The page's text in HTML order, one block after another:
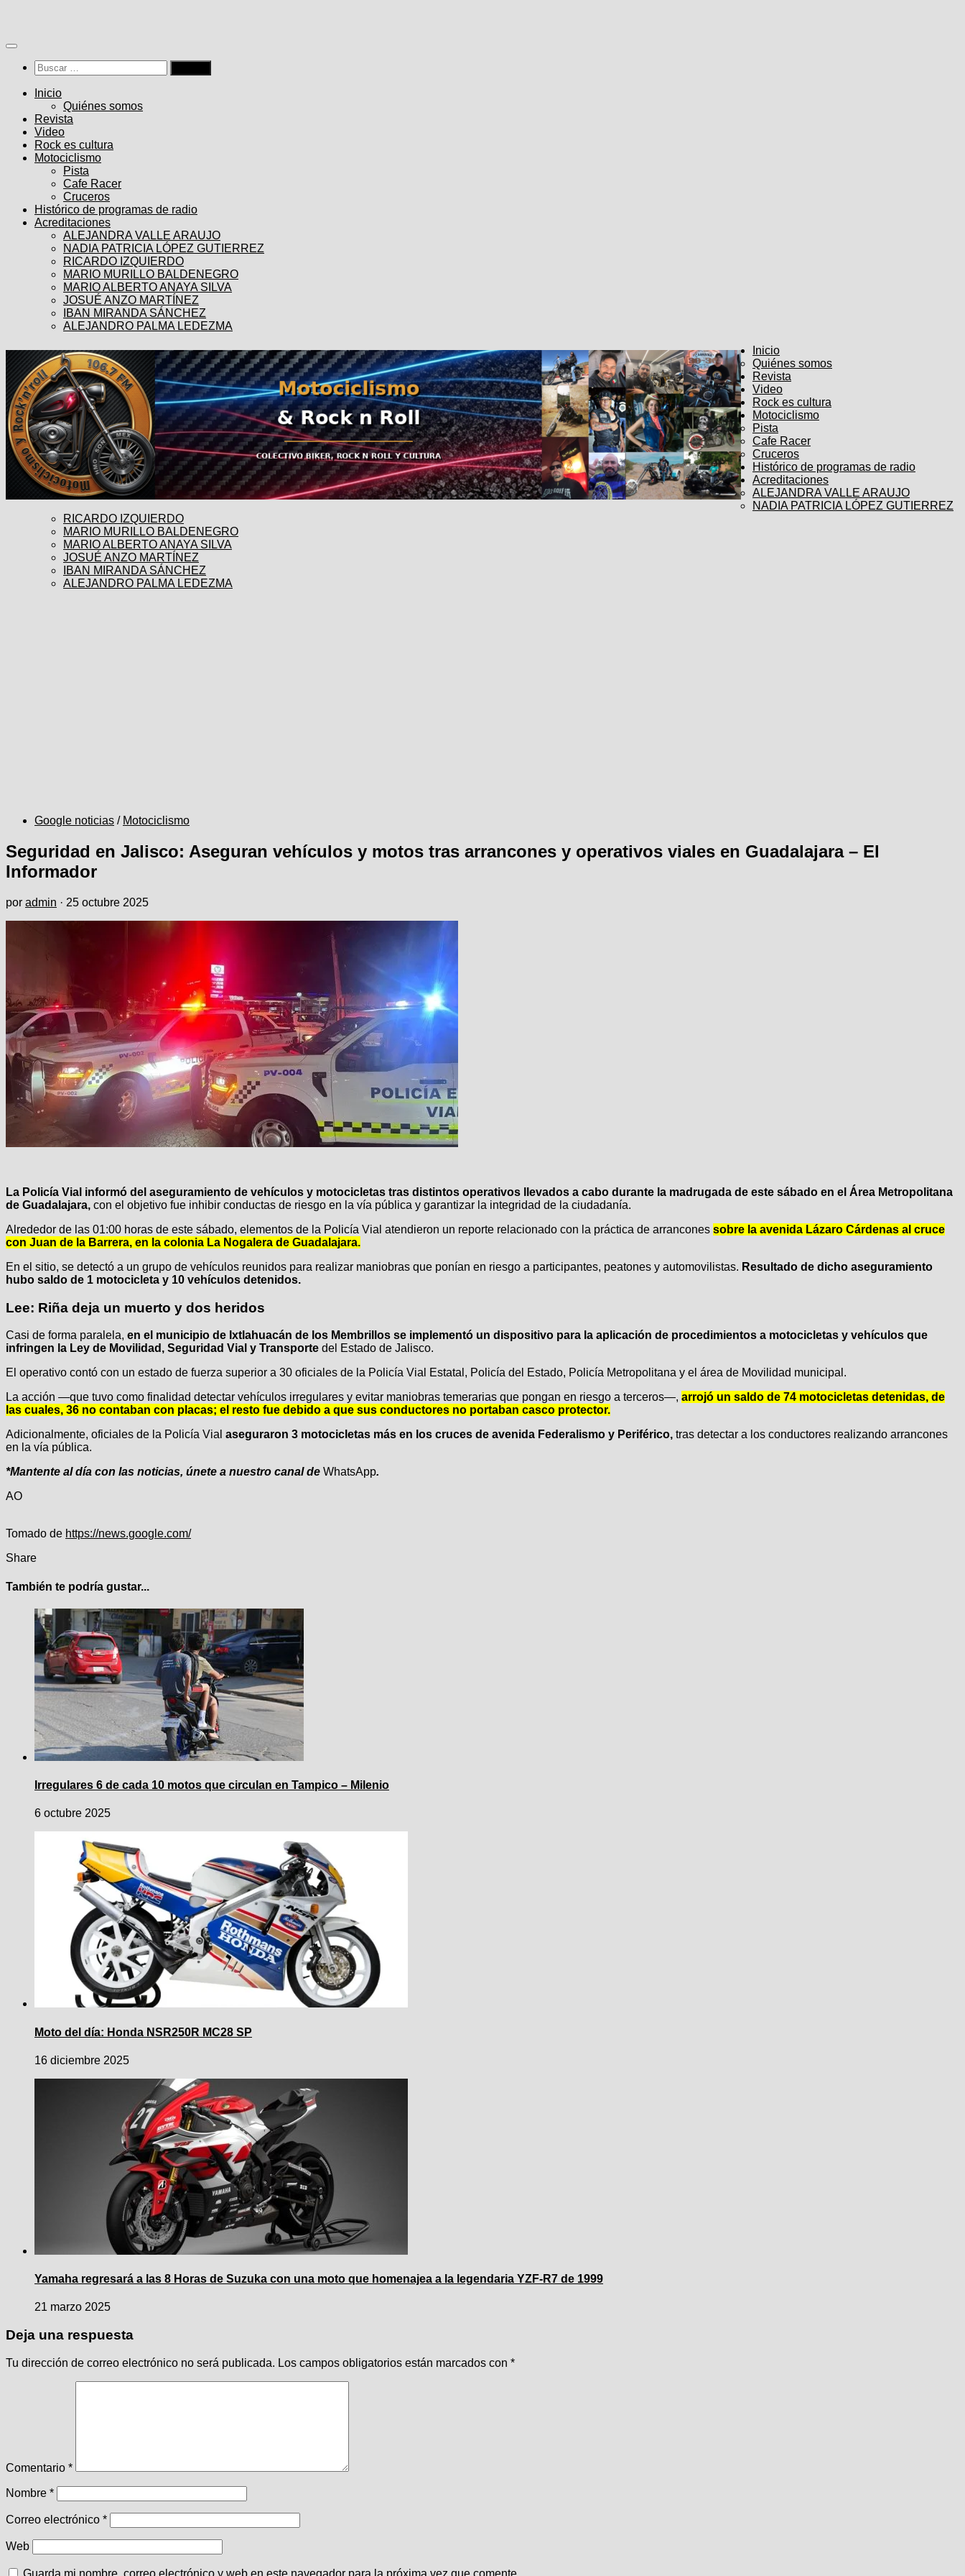
contenido
Buscar:
Inicio
Quiénes somos
Revista
Video
Rock es cultura
Motociclismo
Pista
Cafe Racer
Cruceros
Histórico de programas de radio
Acreditaciones
ALEJANDRA VALLE ARAUJO
NADIA PATRICIA LÓPEZ GUTIERREZ
RICARDO IZQUIERDO
MARIO MURILLO BALDENEGRO
MARIO ALBERTO ANAYA SILVA
JOSUÉ ANZO MARTÍNEZ
IBAN MIRANDA SÁNCHEZ
ALEJANDRO PALMA LEDEZMA
Inicio
Quiénes somos
Revista
Video
Rock es cultura
Motociclismo
Pista
Cafe Racer
Cruceros
Histórico de programas de radio
Acreditaciones
ALEJANDRA VALLE ARAUJO
NADIA PATRICIA LÓPEZ GUTIERREZ
RICARDO IZQUIERDO
MARIO MURILLO BALDENEGRO
MARIO ALBERTO ANAYA SILVA
JOSUÉ ANZO MARTÍNEZ
IBAN MIRANDA SÁNCHEZ
ALEJANDRO PALMA LEDEZMA
Google noticias / Motociclismo
Seguridad en Jalisco: Aseguran vehículos y motos tras arrancones y operativos viales en Guadalajara – El
Informador
por admin · 25 octubre 2025
La Policía Vial informó del aseguramiento de vehículos y motocicletas tras distintos operativos llevados a cabo durante la madrugada de este sábado en el Área Metropolitana
de Guadalajara, con el objetivo fue inhibir conductas de riesgo en la vía pública y garantizar la integridad de la ciudadanía.
Alrededor de las 01:00 horas de este sábado, elementos de la Policía Vial atendieron un reporte relacionado con la práctica de arrancones sobre la avenida Lázaro Cárdenas al cruce
con Juan de la Barrera, en la colonia La Nogalera de Guadalajara.
En el sitio, se detectó a un grupo de vehículos reunidos para realizar maniobras que ponían en riesgo a participantes, peatones y automovilistas. Resultado de dicho aseguramiento
hubo saldo de 1 motocicleta y 10 vehículos detenidos.
Lee: Riña deja un muerto y dos heridos
Casi de forma paralela, en el municipio de Ixtlahuacán de los Membrillos se implementó un dispositivo para la aplicación de procedimientos a motocicletas y vehículos que
infringen la Ley de Movilidad, Seguridad Vial y Transporte del Estado de Jalisco.
El operativo contó con un estado de fuerza superior a 30 oficiales de la Policía Vial Estatal, Policía del Estado, Policía Metropolitana y el área de Movilidad municipal.
La acción —que tuvo como finalidad detectar vehículos irregulares y evitar maniobras temerarias que pongan en riesgo a terceros—, arrojó un saldo de 74 motocicletas detenidas, de
las cuales, 36 no contaban con placas; el resto fue debido a que sus conductores no portaban casco protector.
Adicionalmente, oficiales de la Policía Vial aseguraron 3 motocicletas más en los cruces de avenida Federalismo y Periférico, tras detectar a los conductores realizando arrancones
en la vía pública.
*Mantente al día con las noticias, únete a nuestro canal de WhatsApp.
AO
Tomado de https://news.google.com/
Share
También te podría gustar...
Irregulares 6 de cada 10 motos que circulan en Tampico – Milenio
6 octubre 2025
Moto del día: Honda NSR250R MC28 SP
16 diciembre 2025
Yamaha regresará a las 8 Horas de Suzuka con una moto que homenajea a la legendaria YZF-R7 de 1999
21 marzo 2025
Deja una respuesta
Tu dirección de correo electrónico no será publicada. Los campos obligatorios están marcados con *
Comentario *
Nombre *
Correo electrónico *
Web
Guarda mi nombre, correo electrónico y web en este navegador para la próxima vez que comente.